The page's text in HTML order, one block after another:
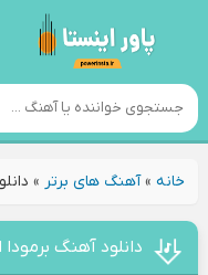
خانه»آهنگ های برتر »
دانلود آهنگ